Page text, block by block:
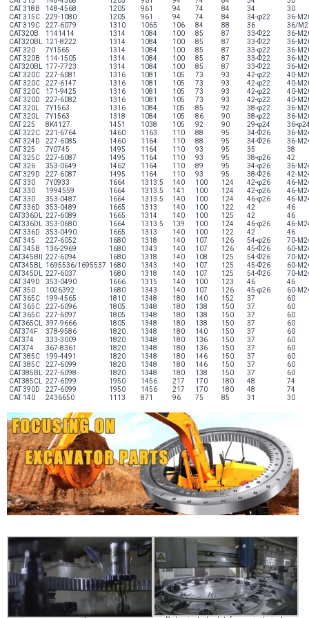
CAT 318B
148-4568 1205 961 94 74 84 34
30
CAT 315C
229-1080 1205 961 94 74 84 34-φ22
36-
CAT 319C
227-6079 1310 1065 106 84 88 36
36/
CAT320B
1141414 1314 1084 100 85 87 33-Ф22
36-
CAT320BL
121-8222 1314 1084 100 85 87 33-Ф22
36-
CAT 320
7Y1565 1314 1084 100 85 87 33-φ22
36-
CAT 320B
114-1505 1314 1084 100 85 87 33-Ф22
36-
CAT320BL
177-7723 1314 1084 100 85 87 33-Ф22
36-
CAT 320C
227-6081 1316 1081 105 73 93 42-φ22
40-
CAT 320C
227-6147 1316 1081 105 73 93 42-φ22
40-
CAT 320C
171-9425 1316 1081 105 73 93 42-φ22
40-
CAT 320D
227-6082 1316 1081 105 73 93 42-φ22
40-
CAT 320L
7Y1563 1316 1084 105 85 92 38-φ22
36-
CAT 320L
7Y1563 1318 1084 105 86 90 38-φ22
36-
CAT 225
8K4127 1451 1038 105 92 90 29-φ24
36-
CAT 322C
221-6764 1460 1163 110 88 95 34-Ф26
36-
CAT 324D
227-6085 1460 1164 110 88 95 34-Ф26
36-
CAT 325
7Y0745 1495 1164 110 93 95 35
38
CAT 325C
227-6087 1495 1164 110 93 95 38-φ26
42
CAT 326
353-0649 1462 1164 110 89 95 34-φ26
36-
CAT 329D
227-6087 1495 1164 110 93 95 38-Ф26
42-
CAT 330
7Y0933 1664 1313.5 140 100 124 42-φ26
46-
CAT 330
1994559 1664 1313.5 141 100 124 42-φ26
46-
CAT 330
353-0487 1664 1313.5 140 100 124 46-φ26
46-
CAT 336D
353-0489 1665 1313 140 100 122 42
46
CAT336DL
227-6089 1665 1314 140 100 125 42
46
CAT336DL
353-0680 1664 1313.5 139 100 124 46-φ26
46-
CAT 336D
353-0490 1665 1313 140 100 122 42
46
CAT 345
227-6052 1680 1318 140 107 126 54-φ26
70-
CAT 345B
136-2969 1680 1343 140 107 126 45-Ф26
60-
CAT345BII
227-6094 1680 1318 140 108 125 54-Ф26
70-
CAT345BL
1695536/1695537 1680 1343 140 107 125 45-Ф26
60-
CAT345DL
227-6037 1680 1318 140 107 125 54-Ф26
70-
CAT 349D
353-0490 1666 1315 140 100 123 46
46
CAT 350
1026392 1680 1343 140 107 126 45-φ26
60-
CAT 365C
199-4565 1810 1348 180 140 152 37
60
CAT 365C
227-6096 1805 1348 180 138 150 37
60
CAT 365C
227-6097 1805 1348 180 138 150 37
60
CAT365CL
397-9666 1805 1348 180 138 150 37
60
CAT374F
378-9586 1820 1348 180 140 150 37
60
CAT374
333-3009 1820 1348 180 136 150 37
60
CAT374
367-8361 1820 1348 180 136 150 37
60
CAT 385C
199-4491 1820 1348 180 146 150 37
60
CAT 385C
227-6099 1820 1348 180 146 150 37
60
CAT385BL
227-6098 1820 1348 180 138 150 37
60
CAT385CL
227-6099 1950 1456 217 170 180 48
74
CAT 390D
227-6099 1950 1456 217 170 180 48
74
CAT 140
2436650 1113 871 96 75 85 31 30